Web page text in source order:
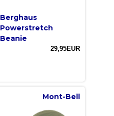
Berghaus
Powerstretch
Beanie
29,95EUR
Mont-Bell